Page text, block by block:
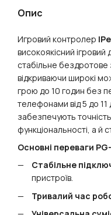
Опис
Игровий контролер
високоякісний
стабільне бездротове
відкриваючи широкі
грою до 10 годин без
телефонами від 5 до 11
забезпечують
функціональності, а й
Основні переваги
Стабільне
пристроїв.
Тривалий час